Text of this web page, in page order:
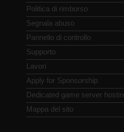
Politica di rimborso
Segnala abuso
Pannello di controllo
Supporto
Lavori
Apply for Sponsorship
Dedicated game server
Mappa del sito